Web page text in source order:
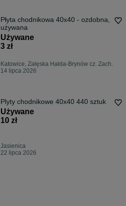
Płyta chodnikowa 40x40 - ozdobna,
używana
Używane
3 zł
Katowice, Załęska Hałda-Brynów cz. Zach.
14 lipca 2026
Plyty chodnikowe 40x40 440 sztuk
Używane
10 zł
Jasienica
22 lipca 2026